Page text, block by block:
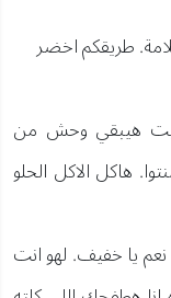
طريقكم اخضر
هيبقي وحش من
هاكل الاكل الحلو
يا خفيف. لهو انت